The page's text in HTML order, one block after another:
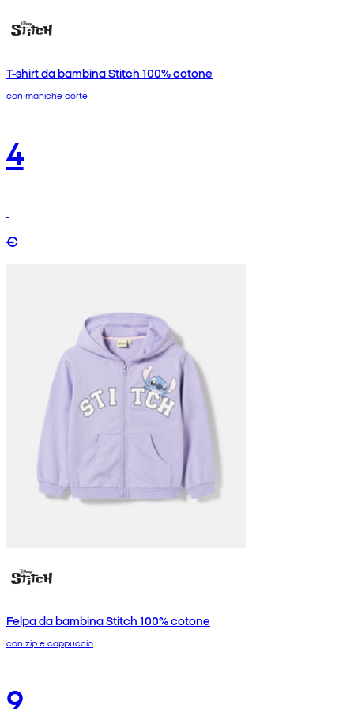
T-shirt da bambina Stitch 100% cotone
con maniche corte
4
€
Felpa da bambina Stitch 100% cotone
con zip e cappuccio
9